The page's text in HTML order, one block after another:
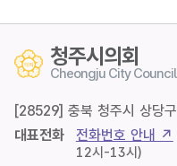
의
정
청주시의회
Cheongju City Council
[28529] 충북 청주시 상당
대표전화
전화번호 안내 ↗
12시-13시)